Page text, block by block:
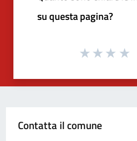
su questa pagina?
Contatta il comune